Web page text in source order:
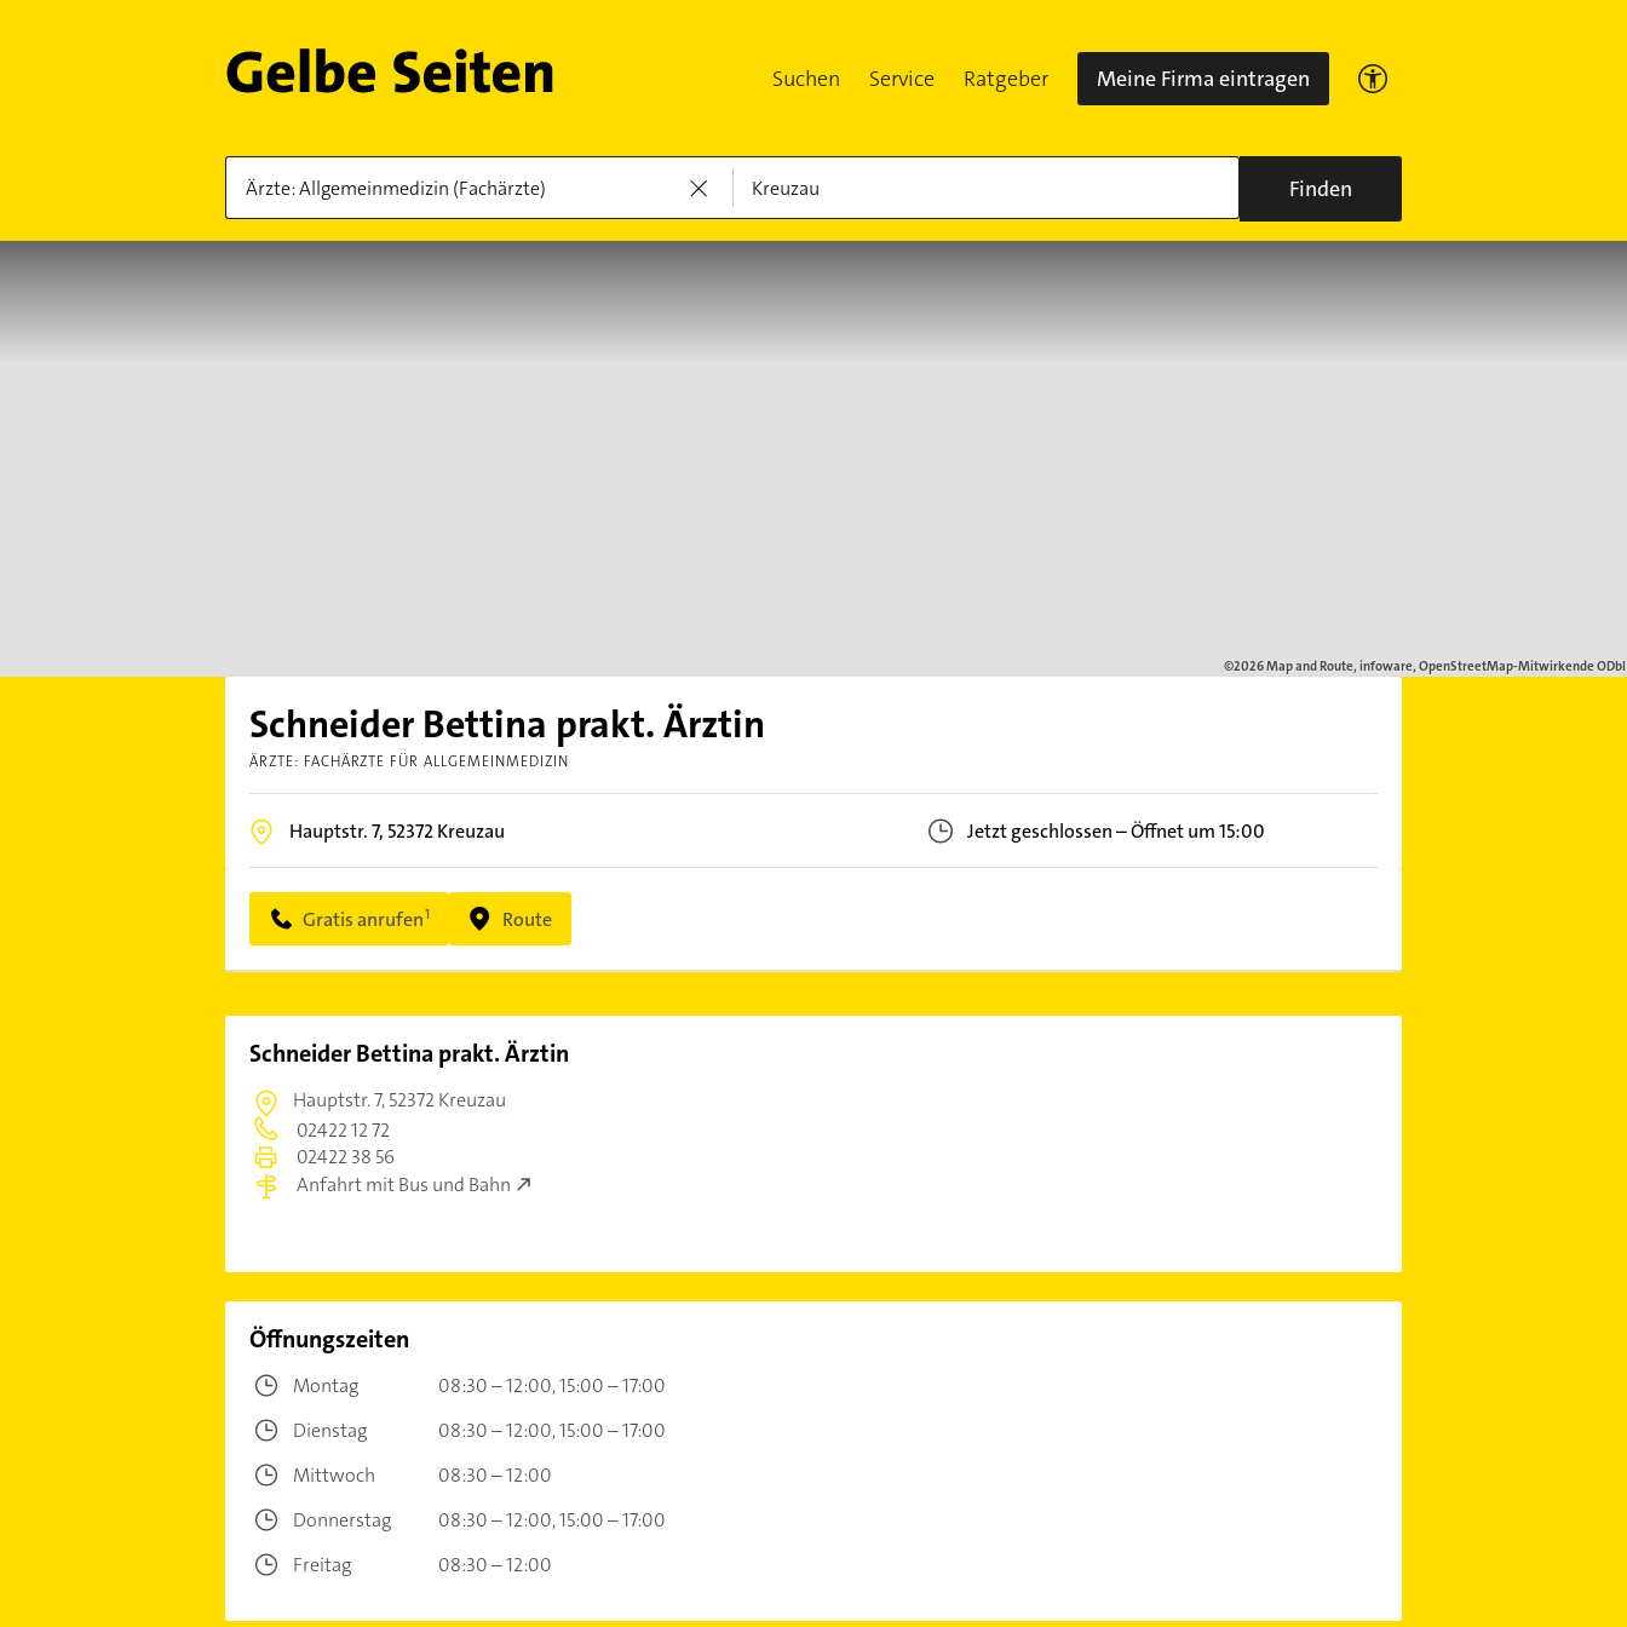
Suchen Service Ratgeber Meine Firma eintragen
Finden
Schneider Bettina prakt. Ärztin
ÄRZTE: FACHÄRZTE FÜR ALLGEMEINMEDIZIN
Hauptstr. 7, 52372Kreuzau Jetzt geschlossen–Öffnet um 15:00
Gratis anrufen Route
Schneider Bettina prakt. Ärztin
Hauptstr. 7,52372 Kreuzau
02422 12 72
02422 38 56
Anfahrt mit Bus und Bahn
Öffnungszeiten
Montag 08:30 – 12:00 15:00 – 17:00
Dienstag
08:30 – 12:00 15:00 – 17:00
Mittwoch
08:30 – 12:00
Donnerstag
08:30 – 12:00 15:00 – 17:00
Freitag
08:30 – 12:00